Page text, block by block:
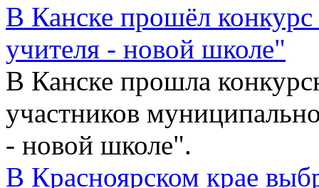
В Канске прошёл
учителя - новой школе"
В Канске прошла
участников
- новой школе".
В Красноярском крае